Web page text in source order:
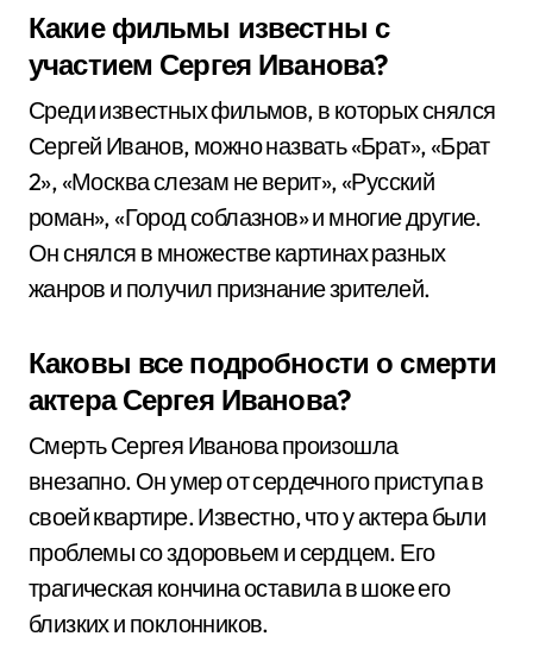
Какие фильмы известны с
участием Сергея Иванова?
Среди известных фильмов, в которых снялся
Сергей Иванов, можно назвать «Брат», «Брат
2», «Москва слезам не верит», «Русский
роман», «Город соблазнов» и многие другие.
Он снялся в множестве картинах разных
жанров и получил признание зрителей.
Каковы все подробности о смерти
актера Сергея Иванова?
Смерть Сергея Иванова произошла
внезапно. Он умер от сердечного приступа в
своей квартире. Известно, что у актера были
проблемы со здоровьем и сердцем. Его
трагическая кончина оставила в шоке его
близких и поклонников.